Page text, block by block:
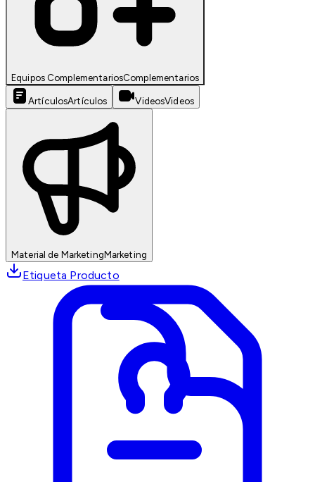
Equipos ComplementariosComplementarios
ArtículosArtículos VideosVideos
Material de MarketingMarketing
Etiqueta Producto